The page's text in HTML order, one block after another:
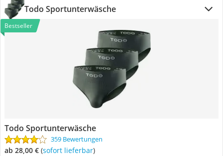
Todo Sportunterwäsche
Bestseller
Todo Sportunterwäsche
359 Bewertungen
ab 28,00 € ( Sofort lieferbar)